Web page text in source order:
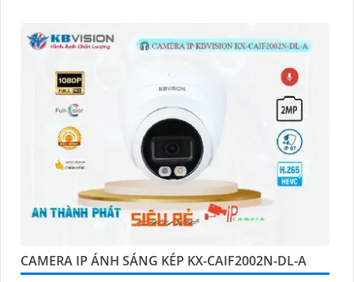
CAMERA IP ÁNH SÁNG KÉP KX-CAIF2002N-DL-A